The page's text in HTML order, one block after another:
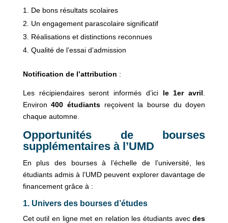
De bons résultats scolaires
Un engagement parascolaire significatif
Réalisations et distinctions reconnues
Qualité de l’essai d’admission
Notification de l’attribution :
Les récipiendaires seront informés d’ici le 1er avril
Environ400 étudiants reçoivent la bourse du doyen
chaque automne.
Opportunités de bourses
supplémentaires à l’UMD
En plus des bourses à l’échelle de l’université, les
étudiants admis à l’UMD peuvent explorer davantage de
financement grâce à :
1. Univers des bourses d’études
Cet outil en ligne met en relation les étudiants avecdes